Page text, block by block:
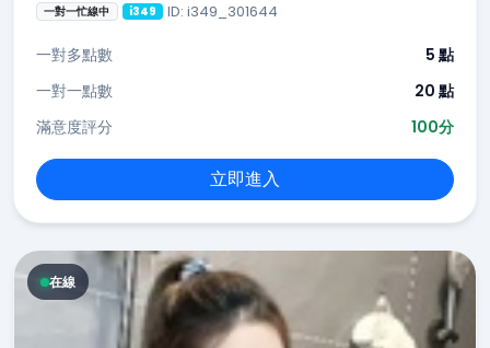
一對一忙線中 i349 ID: i349_301644
一對多點數
5 點
一對一點數
20 點
滿意度評分
100分
立即進入
在線